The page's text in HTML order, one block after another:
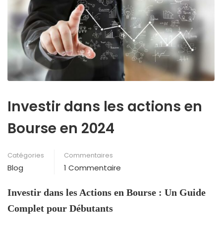
Investir dans les actions en
Bourse en 2024
Catégories
Blog
Commentaires
1 Commentaire
Investir dans les Actions en Bourse : Un Guide
Complet pour Débutants